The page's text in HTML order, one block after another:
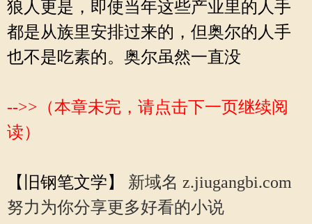
狼人更是，即使当年这些产业里的人手
都是从族里安排过来的，但奥尔的人手
也不是吃素的。奥尔虽然一直没
-->>（本章未完，请点击下一页继续阅
读）
【旧钢笔文学】
新域名 z.jiugangbi.com
努力为你分享更多好看的小说